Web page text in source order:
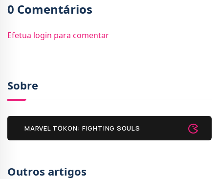
0 Comentários
Efetua login para comentar
Sobre
MARVEL TŌKON: FIGHTING SOULS
Outros artigos